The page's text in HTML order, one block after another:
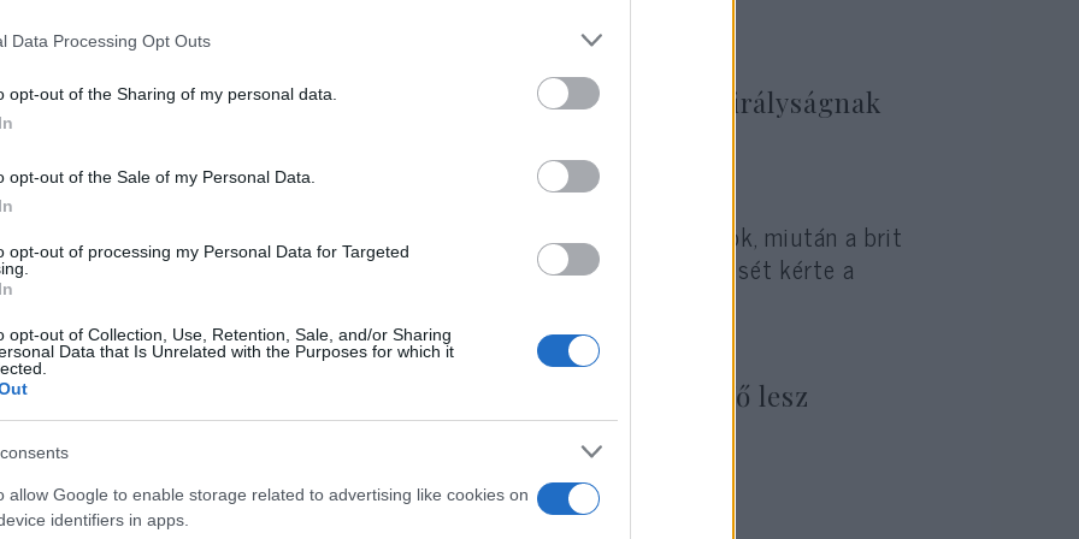
Data Processing Opt Outs
opt-out of the Sharing of my personal data.
opt-out of the Sale of my Personal Data.
opt-out of processing my Personal Data for Targeted
opt-out of Collection, Use, Retention, Sale, and/or Sharing
Data that Is Unrelated with the Purposes for which it
allow Google to enable storage related to advertising like cookies on
identifiers in apps.
Johnson „éppen az a politikus, akire az Egyesült Királyságnak
szüksége van”
szerda reggeli Twitter-bejegyzésében Donald Trump amerikai elnök, miután a brit
a parlament munkájának átmeneti időre történő felfüggesztését kérte a
majd, hogy Johnson nagyszerű kormányfő lesz
az amerikai elnök.